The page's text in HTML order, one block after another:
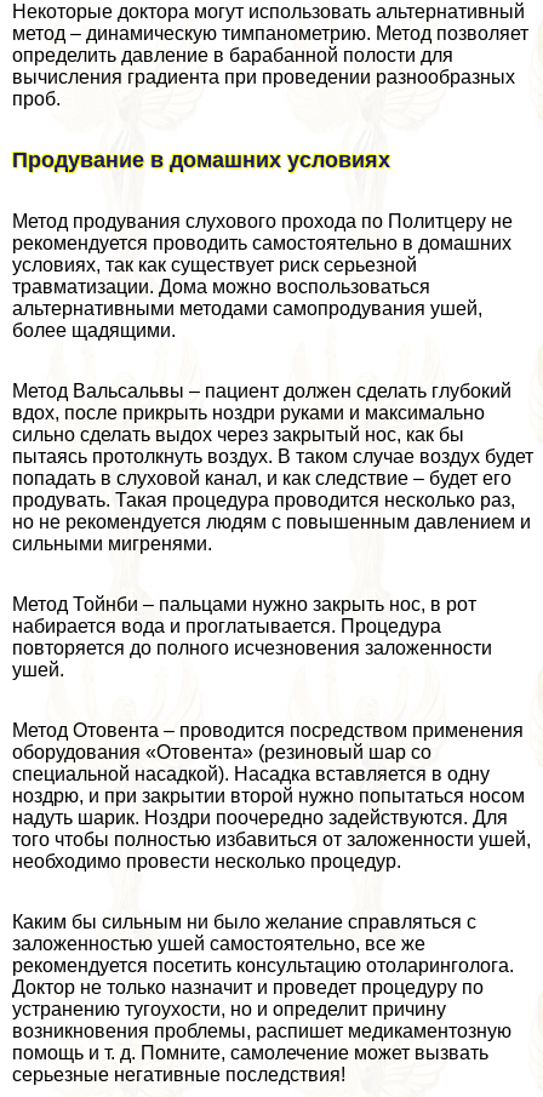
Некоторые доктора могут использовать альтернативный
метод – динамическую тимпанометрию. Метод позволяет
определить давление в баpaбанной полости для
вычисления градиента при проведении разнообразных
проб.
Продувание в домашних условиях
Метод продувания слухового прохода по Политцеру не
рекомендуется проводить самостоятельно в домашних
условиях, так как существует риск серьезной
травматизации. Дома можно воспользоваться
альтернативными методами самопродувания ушей,
более щадящими.
Метод Вальсальвы – пациент должен сделать глубокий
вдох, после прикрыть ноздри руками и максимально
сильно сделать выдох через закрытый нос, как бы
пытаясь протолкнуть воздух. В таком случае воздух будет
попадать в слуховой канал, и как следствие – будет его
продувать. Такая процедypa проводится несколько раз,
но не рекомендуется людям с повышенным давлением и
сильными мигренями.
Метод Тойнби – пальцами нужно закрыть нос, в рот
набирается вода и проглатывается. Процедypa
повторяется до полного исчезновения заложенности
ушей.
Метод Отовента – проводится посредством применения
оборудования «Отовента» (резиновый шар со
специальной насадкой). Насадка вставляется в одну
ноздрю, и при закрытии второй нужно попытаться носом
надуть шарик. Ноздри поочередно задействуются. Для
того чтобы полностью избавиться от заложенности ушей,
необходимо провести несколько процедур.
Каким бы сильным ни было желание справляться с
заложенностью ушей самостоятельно, все же
рекомендуется посетить консультацию отоларинголога.
Доктор не только назначит и проведет процедуру по
устранению тугоухости, но и определит причину
возникновения проблемы, распишет медикаментозную
помощь и т. д. Помните, самолечение может вызвать
серьезные негативные последствия!